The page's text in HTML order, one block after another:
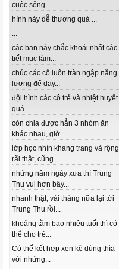
cuộc sống...
hình này dễ thương quá ...
...
các bạn này chắc khoái nhất các
tiết mục làm...
chúc các cô luôn tràn ngập năng
lượng để dạy...
đội hình các cô trẻ và nhiệt huyết
quá...
còn chia được hẳn 3 nhóm ăn
khác nhau, giờ...
lớp học nhìn khang trang và rộng
rãi thật, cũng...
những năm ngày xưa thì Trung
Thu vui hơn bây...
nhanh thật, vài tháng nữa lại tới
Trung Thu rồi...
khoảng tầm bao nhiêu tuổi thì có
thể cho trẻ...
Có thể kết hợp xen kẽ dùng thìa
với những...